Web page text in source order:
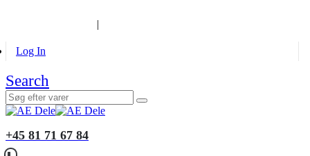
|
Log In
Search
+45 81 71 67 84